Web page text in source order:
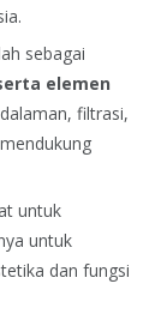
sebagai
elemen
filtrasi,
untuk
untuk
dan fungsi